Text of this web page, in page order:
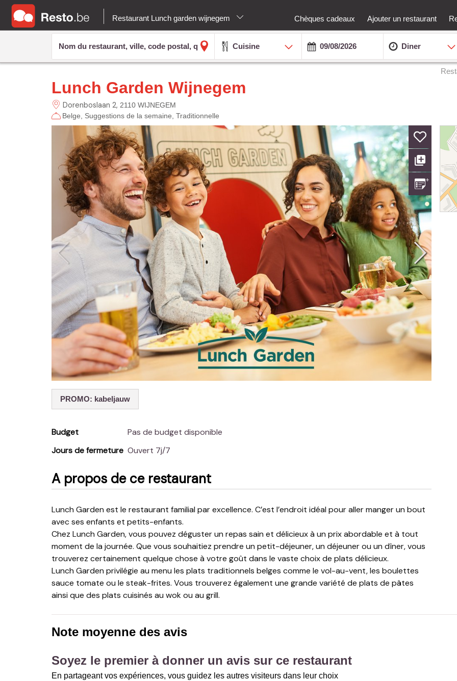
Restaurant Lunch garden wijnegem Chèques cadeaux Ajouter un restaurant
Cuisine Diner
Lunch Garden Wijnegem
Dorenboslaan 2 2110 WIJNEGEM
Belge
Suggestions de la semaine Traditionnelle
PROMO: kabeljauw
Budget
Pas de budget disponible
Jours de fermeture
Ouvert 7j/7
A propos de ce restaurant
Lunch Garden est le restaurant familial par excellence. C’est l’endroit idéal pour aller manger un bout
avec ses enfants et petits-enfants.
Chez Lunch Garden, vous pouvez déguster un repas sain et délicieux à un prix abordable et à tout
moment de la journée. Que vous souhaitiez prendre un petit-déjeuner, un déjeuner ou un dîner, vous
trouverez certainement quelque chose à votre goût dans le vaste choix de plats délicieux.
Lunch Garden privilégie au menu les plats traditionnels belges comme le vol-au-vent, les boulettes
sauce tomate ou le steak-frites. Vous trouverez également une grande variété de plats de pâtes
ainsi que des plats cuisinés au wok ou au grill.
Note moyenne des avis
Soyez le premier à donner un avis sur ce restaurant
En partageant vos expériences, vous guidez les autres visiteurs dans leur choix